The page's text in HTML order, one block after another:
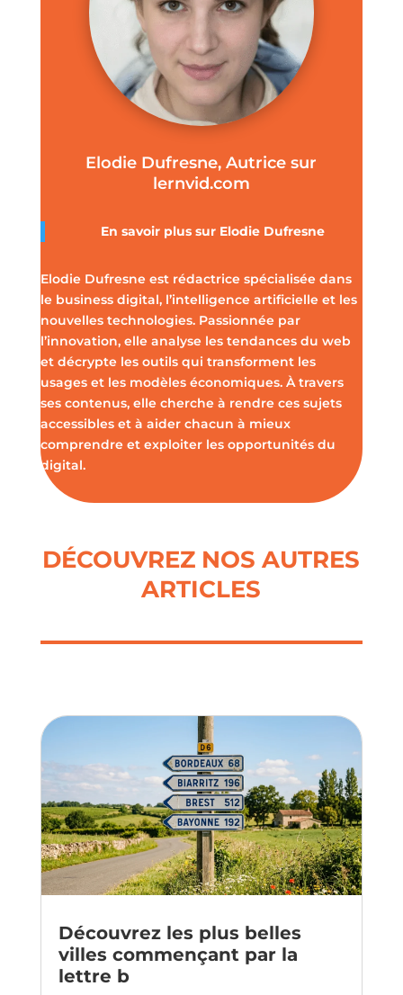
Elodie Dufresne, Autrice sur
lernvid.com
En savoir plus sur Elodie Dufresne
Elodie Dufresne est rédactrice spécialisée dans
le business digital, l’intelligence artificielle et les
nouvelles technologies. Passionnée par
l’innovation, elle analyse les tendances du web
et décrypte les outils qui transforment les
usages et les modèles économiques. À travers
ses contenus, elle cherche à rendre ces sujets
accessibles et à aider chacun à mieux
comprendre et exploiter les opportunités du
digital.
DÉCOUVREZ NOS AUTRES
ARTICLES
Découvrez les plus belles
villes commençant par la
lettre b